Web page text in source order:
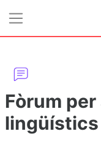
Fòrum
lingüístics